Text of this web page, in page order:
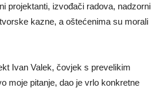
projektanti, izvođači radova, nadzorni
kazne, a oštećenima su morali
Ivan Valek, čovjek s prevelikim
moje pitanje, dao je vrlo konkretne